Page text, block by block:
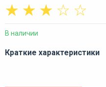
☆
☆
☆
☆
☆
В наличии
Краткие характеристики